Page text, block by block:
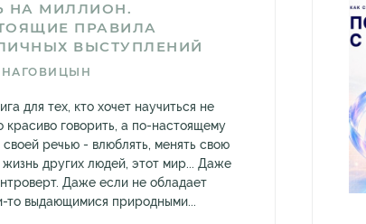
НА МИЛЛИОН.
ПРАВИЛА
ВЫСТУПЛЕНИЙ
НАГОВИЦЫН
для тех, кто хочет научиться не
красиво говорить, а по-настоящему
своей речью - влюблять, менять свою
жизнь других людей, этот мир... Даже
Даже если не обладает
то выдающимися природными...